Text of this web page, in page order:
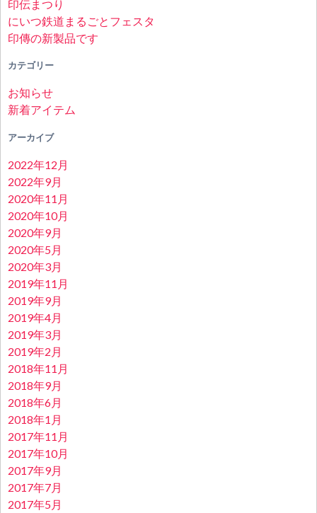
印伝まつり
にいつ鉄道まるごとフェスタ
印傳の新製品です
カテゴリー
お知らせ
新着アイテム
アーカイブ
2022年12月
2022年9月
2020年11月
2020年10月
2020年9月
2020年5月
2020年3月
2019年11月
2019年9月
2019年4月
2019年3月
2019年2月
2018年11月
2018年9月
2018年6月
2018年1月
2017年11月
2017年10月
2017年9月
2017年7月
2017年5月